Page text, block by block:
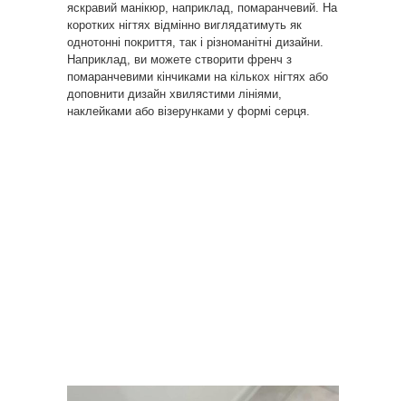
яскравий манікюр, наприклад, помаранчевий. На
коротких нігтях відмінно виглядатимуть як
однотонні покриття, так і різноманітні дизайни.
Наприклад, ви можете створити френч з
помаранчевими кінчиками на кількох нігтях або
доповнити дизайн хвилястими лініями,
наклейками або візерунками у формі серця.